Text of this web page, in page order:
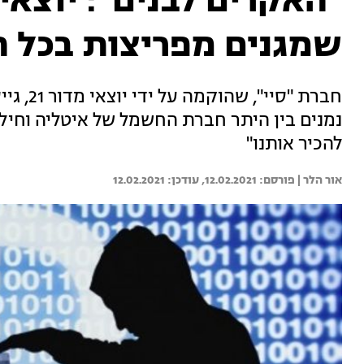
שמגנים מפריצות בכל
נמנים בין היתר חברת החשמל של איטליה
להכיר אותנו"
אור הלר | 12.02.2021
12.02.2021